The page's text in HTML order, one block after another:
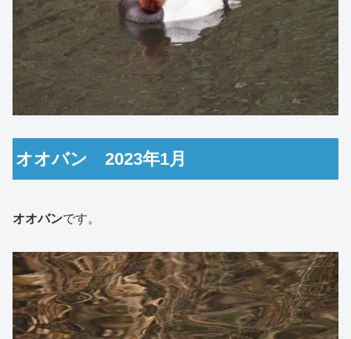
オオバン 2023年1月
オオバンです。